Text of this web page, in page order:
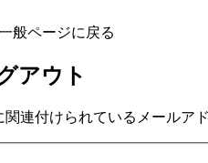
般ページに戻る
アウト
連付けられているメールア